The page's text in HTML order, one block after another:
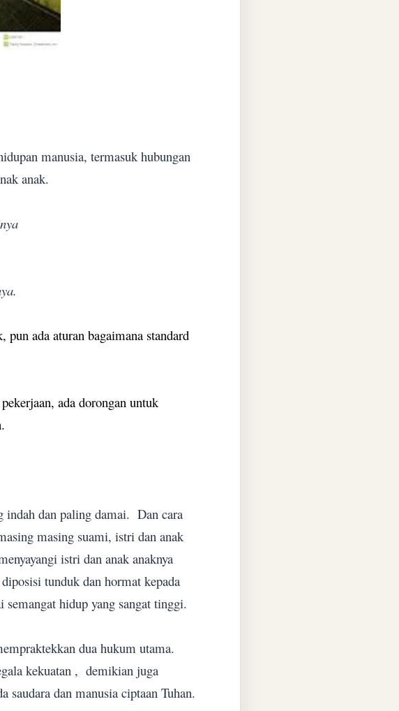
manusia, termasuk hubungan
anak.
ada aturan bagaimana standard
ada dorongan untuk
indah dan paling damai. Dan cara
masing suami, istri dan anak
istri dan anak anaknya
tunduk dan hormat kepada
hidup yang sangat tinggi.
dua hukum utama.
kekuatan , demikian juga
saudara dan manusia ciptaan Tuhan.